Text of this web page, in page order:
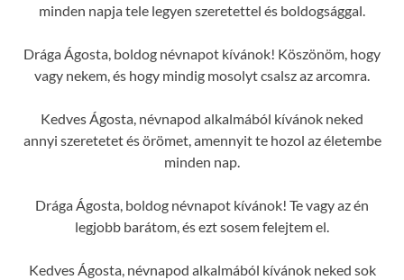
minden napja tele legyen szeretettel és boldogsággal.
Drága Ágosta, boldog névnapot kívánok! Köszönöm, hogy
vagy nekem, és hogy mindig mosolyt csalsz az arcomra.
Kedves Ágosta, névnapod alkalmából kívánok neked
annyi szeretetet és örömet, amennyit te hozol az életembe
minden nap.
Drága Ágosta, boldog névnapot kívánok! Te vagy az én
legjobb barátom, és ezt sosem felejtem el.
Kedves Ágosta, névnapod alkalmából kívánok neked sok